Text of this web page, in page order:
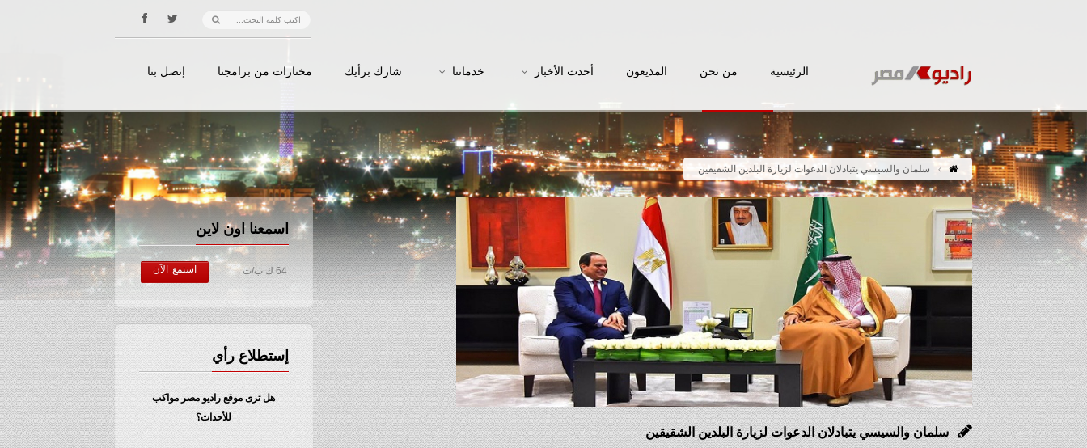
الرئيسية من نحن المذيعون أحدث الأخبار خدماتنا شارك برأيك مختارات من برامجنا إتصل بنا
سلمان والسيسي يتبادلان الدعوات لزيارة البلدين الشقيقين
اسمعنا اون لاين
64 ك ب/ث استمع الآن
إستطلاع رأي
هل ترى موقع راديو مصر مواكب
للأحداث؟
سلمان والسيسي يتبادلان الدعوات لزيارة البلدين الشقيقين